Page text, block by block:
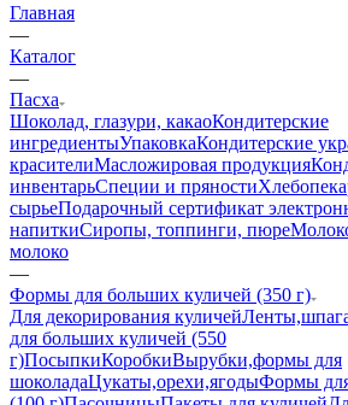
Главная
—
Каталог
—
Пасха
Шоколад, глазури, какаоКондитерские
ингредиентыУпаковкаКондитерские
красителиМасложировая продукция
инвентарьСпеции и пряности
сырьеПодарочный сертификат
напиткиСиропы, топпинги, пюре
молоко
—
Формы для больших куличей (350 г)
Для декорирования куличей
для больших куличей (550
г)ПосыпкиКоробкиВырубки,формы для
шоколадаЦукаты,орехи,ягодыФормы